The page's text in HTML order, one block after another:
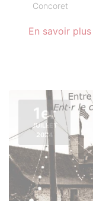
Concoret
En savoir plus
1er
JUILLET
2024